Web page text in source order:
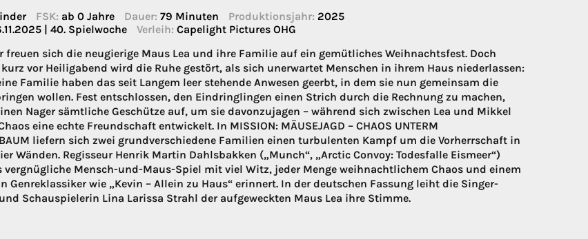
FSK: ab 0 Jahre Dauer: 79 Minuten Produktionsjahr: 2025
| 40. Spielwoche Verleih: Capelight Pictures OHG
freuen sich die neugierige Maus Lea und ihre Familie auf ein gemütliches Weihnachtsfest. Doch
vor Heiligabend wird die Ruhe gestört, als sich unerwartet Menschen in ihrem Haus niederlassen:
Familie haben das seit Langem leer stehende Anwesen geerbt, in dem sie nun gemeinsam die
wollen. Fest entschlossen, den Eindringlingen einen Strich durch die Rechnung zu machen,
Nager sämtliche Geschütze auf, um sie davonzujagen – während sich zwischen Lea und Mikkel
eine echte Freundschaft entwickelt. In MISSION: MÄUSEJAGD – CHAOS UNTERM
liefern sich zwei grundverschiedene Familien einen turbulenten Kampf um die Vorherrschaft in
Wänden. Regisseur Henrik Martin Dahlsbakken („Munch“, „Arctic Convoy: Todesfalle Eismeer“)
vergnügliche Mensch-und-Maus-Spiel mit viel Witz, jeder Menge weihnachtlichem Chaos und einem
Genreklassiker wie „Kevin – Allein zu Haus“ erinnert. In der deutschen Fassung leiht die Singer-
Schauspielerin Lina Larissa Strahl der aufgeweckten Maus Lea ihre Stimme.